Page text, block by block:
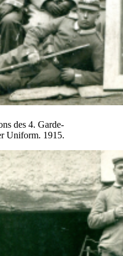
des 4. Garde-
Uniform. 1915.